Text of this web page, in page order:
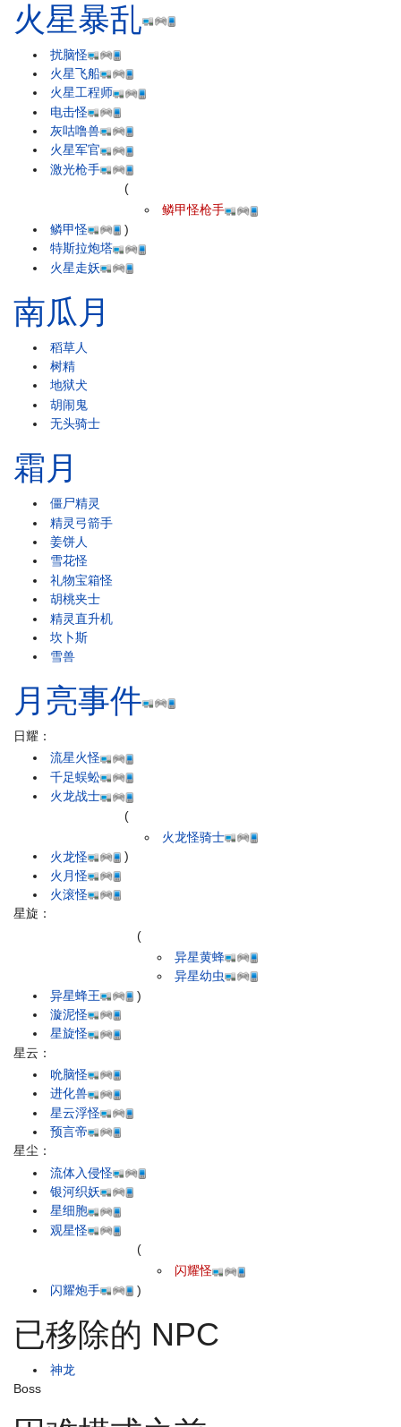
火星暴乱
扰脑怪
火星飞船
火星工程师
电击怪
灰咕噜兽
火星军官
激光枪手
鳞甲怪
(
鳞甲怪枪手
)
特斯拉炮塔
火星走妖
南瓜月
稻草人
树精
地狱犬
胡闹鬼
无头骑士
霜月
僵尸精灵
精灵弓箭手
姜饼人
雪花怪
礼物宝箱怪
胡桃夹士
精灵直升机
坎卜斯
雪兽
月亮事件
日耀：
流星火怪
千足蜈蚣
火龙战士
火龙怪
(
火龙怪骑士
)
火月怪
火滚怪
星旋：
异星蜂王
(
异星黄蜂
异星幼虫
)
漩泥怪
星旋怪
星云：
吮脑怪
进化兽
星云浮怪
预言帝
星尘：
流体入侵怪
银河织妖
星细胞
观星怪
闪耀炮手
(
闪耀怪
)
已移除的 NPC
神龙
Boss